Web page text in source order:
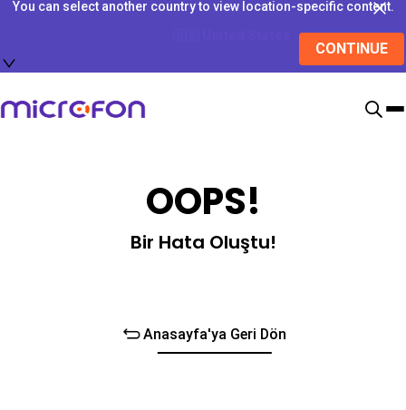
You can select another country to view location-specific content.
CONTINUE
OOPS!
Bir Hata Oluştu!
Anasayfa'ya Geri Dön